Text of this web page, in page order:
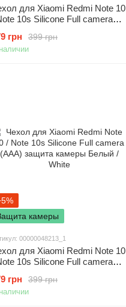
для Xiaomi Redmi Note 10
10s Silicone Full camera
Blue399 грн
грн
камеры
00000048213_1
для Xiaomi Redmi Note 10
10s Silicone Full camera
399 грн
грн